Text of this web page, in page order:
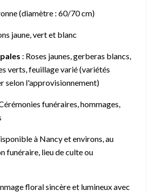
(diamètre : 60/70 cm)
jaune, vert et blanc
: Roses jaunes, gerberas blancs,
verts, feuillage varié (variétés
selon l'approvisionnement)
funéraires, hommages,
à Nancy et environs, au
funéraire, lieu de culte ou
floral sincère et lumineux avec